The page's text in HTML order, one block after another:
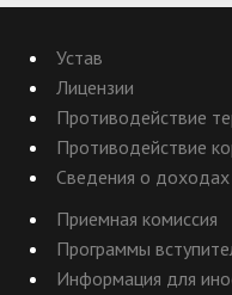
Устав
Лицензии
Противодействие
Противодействие
Сведения о доходах
Приемная комиссия
Программы
Информация для